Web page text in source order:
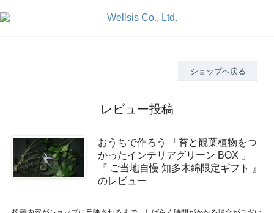
ショップへ戻る
レビュー投稿
おうちで作ろう 「苔と観葉植物をつ
かったインテリアグリーン BOX 」
『 ご当地自慢 知多木綿限定ギフト 』
のレビュー